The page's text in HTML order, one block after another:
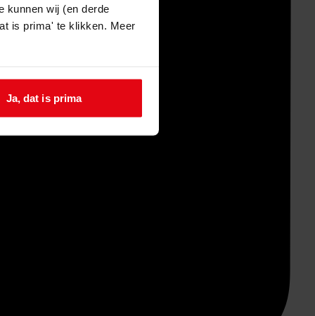
kunnen wij (en derde
is prima' te klikken. Meer
Ja, dat is prima